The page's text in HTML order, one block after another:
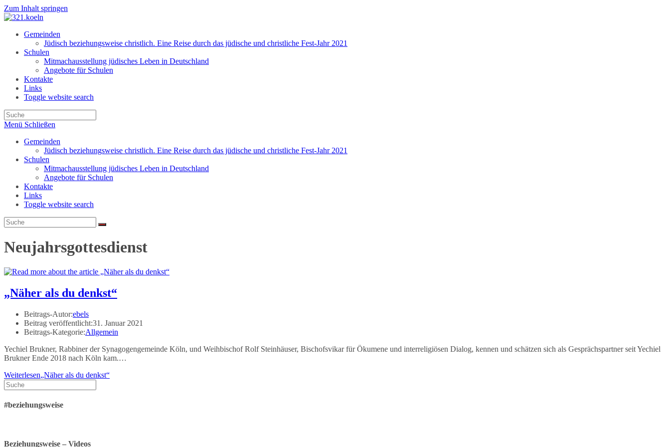
Zum Inhalt springen
Gemeinden
Jüdisch beziehungsweise christlich. Eine Reise durch das jüdische und christliche Fest-Jahr 2021
Schulen
Mitmachausstellung jüdisches Leben in Deutschland
Angebote für Schulen
Kontakte
Links
Toggle website search
Menü Schließen
Gemeinden
Jüdisch beziehungsweise christlich. Eine Reise durch das jüdische und christliche Fest-Jahr 2021
Schulen
Mitmachausstellung jüdisches Leben in Deutschland
Angebote für Schulen
Kontakte
Links
Toggle website search
Neujahrsgottesdienst
„Näher als du denkst“
Beitrags-Autor:ebels
Beitrag veröffentlicht:31. Januar 2021
Beitrags-Kategorie:Allgemein
Yechiel Brukner, Rabbiner der Synagogengemeinde Köln, und Weihbischof Rolf Steinhäuser, Bischofsvikar für Ökumene und interreligiösen Dialog, kennen und schätzen sich als Gesprächspartner seit Yechiel
Brukner Ende 2018 nach Köln kam.…
Weiterlesen„Näher als du denkst“
#beziehungsweise
Beziehungsweise – Videos